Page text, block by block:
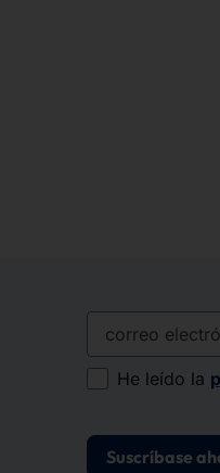
correo
He leído la
Suscríbase